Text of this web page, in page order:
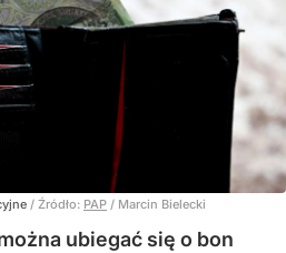
/ Źródło: PAP / Marcin Bielecki
ubiegać się o bon